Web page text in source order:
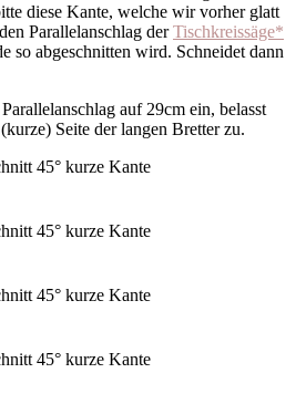
diese Kante, welche wir vorher glatt
Parallelanschlag derTischkreissäge*
so abgeschnitten wird. Schneidet dann
auf 29cm ein, belasst
Seite der langen Bretter zu.